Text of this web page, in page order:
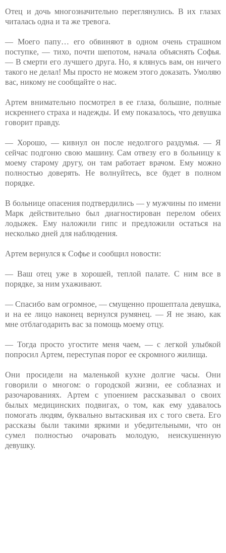
Отец и дочь многозначительно переглянулись. В их глазах
читалась одна и та же тревога.
— Моего папу… его обвиняют в одном очень страшном
поступке, — тихо, почти шепотом, начала объяснять Софья.
— В смерти его лучшего друга. Но, я клянусь вам, он ничего
такого не делал! Мы просто не можем этого доказать. Умоляю
вас, никому не сообщайте о нас.
Артем внимательно посмотрел в ее глаза, большие, полные
искреннего страха и надежды. И ему показалось, что девушка
говорит правду.
— Хорошо, — кивнул он после недолгого раздумья. — Я
сейчас подгоню свою машину. Сам отвезу его в больницу к
моему старому другу, он там работает врачом. Ему можно
полностью доверять. Не волнуйтесь, все будет в полном
порядке.
В больнице опасения подтвердились — у мужчины по имени
Марк действительно был диагностирован перелом обеих
лодыжек. Ему наложили гипс и предложили остаться на
несколько дней для наблюдения.
Артем вернулся к Софье и сообщил новости:
— Ваш отец уже в хорошей, теплой палате. С ним все в
порядке, за ним ухаживают.
— Спасибо вам огромное, — смущенно прошептала девушка,
и на ее лицо наконец вернулся румянец. — Я не знаю, как
мне отблагодарить вас за помощь моему отцу.
— Тогда просто угостите меня чаем, — с легкой улыбкой
попросил Артем, переступая порог ее скромного жилища.
Они просидели на маленькой кухне долгие часы. Они
говорили о многом: о городской жизни, ее соблазнах и
разочарованиях. Артем с упоением рассказывал о своих
былых медицинских подвигах, о том, как ему удавалось
помогать людям, буквально вытаскивая их с того света. Его
рассказы были такими яркими и убедительными, что он
сумел полностью очаровать молодую, неискушенную
девушку.